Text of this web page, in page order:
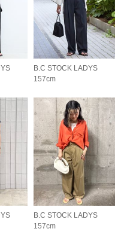
B.C STOCK LADYS
157cm
B.C STOCK LADYS
157cm